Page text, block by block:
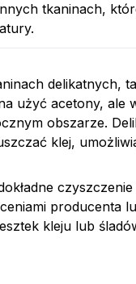
tkaninach,
delikatnych,
użyć acetony, ale
obszarze.
klej,
producenta
kleju lub